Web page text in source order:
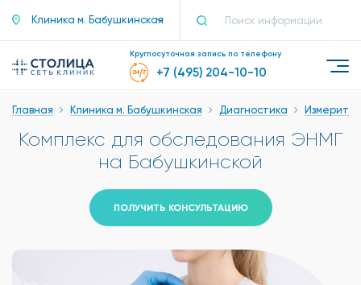
Клиника м. Бабушкинская
Круглосуточная запись по телефону
+7 (495) 204-10-10
Главная Клиника м. Бабушкинская Диагностика
Комплекс для обследования ЭНМГ
на Бабушкинской
ПОЛУЧИТЬ КОНСУЛЬТАЦИЮ